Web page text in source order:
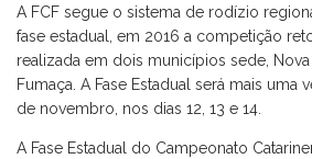
A FCF segue o sistema de rodízio
fase estadual, em 2016 a competição
realizada em dois municípios sede,
Fumaça. A Fase Estadual será mais uma
de novembro, nos dias 12, 13 e 14.
A Fase Estadual do Campeonato